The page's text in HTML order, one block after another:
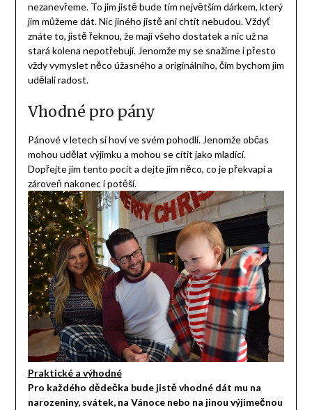
nezanevřeme. To jim jistě bude tím největším dárkem, který
jim můžeme dát. Nic jiného jistě ani chtít nebudou. Vždyť
znáte to, jistě řeknou, že mají všeho dostatek a nic už na
stará kolena nepotřebují. Jenomže my se snažíme i přesto
vždy vymyslet něco úžasného a originálního, čím bychom jim
udělali radost.
Vhodné pro pány
Pánové v letech si hoví ve svém pohodlí. Jenomže občas
mohou udělat výjimku a mohou se cítit jako mladící.
Dopřejte jim tento pocit a dejte jim něco, co je překvapí a
zároveň nakonec i potěší.
Praktické a výhodné
Pro každého dědečka bude jistě vhodné dát mu na
narozeniny, svátek, na Vánoce nebo na jinou výjimečnou